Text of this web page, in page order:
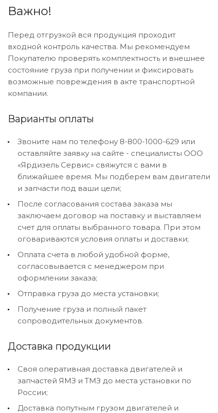
Важно!
Перед отгрузкой вся продукция проходит
входной контроль качества. Мы рекомендуем
Покупателю проверять комплектность и внешнее
состояние груза при получении и фиксировать
возможные повреждения в акте транспортной
компании.
Варианты оплаты
Звоните нам по телефону 8-800-1000-629 или
оставляйте заявку на сайте - специалисты ООО
«Ярдизель Сервис» свяжутся с вами в
ближайшее время. Мы подберем вам двигатели
и запчасти под ваши цели;
После согласования состава заказа мы
заключаем договор на поставку и выставляем
счет для оплаты выбранного товара. При этом
оговариваются условия оплаты и доставки;
Оплата счета в любой удобной форме,
согласовывается с менеджером при
оформлении заказа;
Отправка груза до места установки;
Получение груза и полный пакет
сопроводительных документов.
Доставка продукции
Своя оперативная доставка двигателей и
запчастей ЯМЗ и ТМЗ до места установки по
России;
Доставка попутным грузом двигателей и